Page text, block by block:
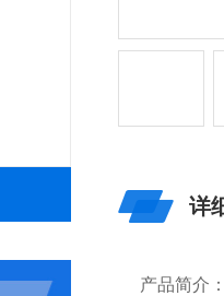
详
产品简介